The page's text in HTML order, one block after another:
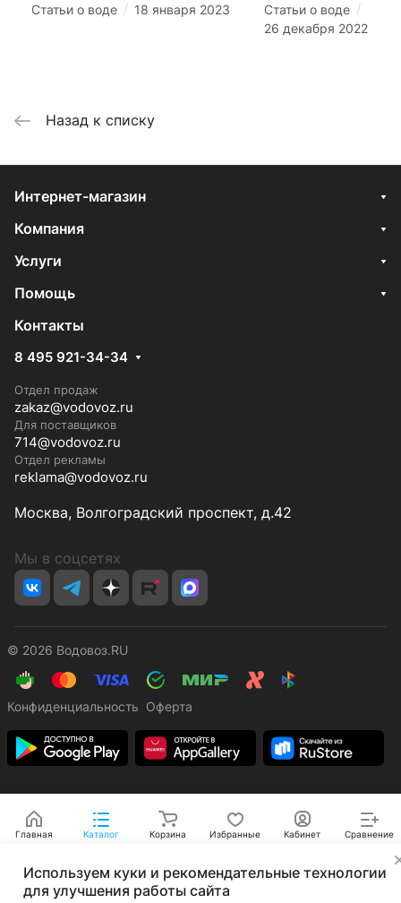
Статьи о воде / 18 января 2023 Статьи о воде /
26 декабря 2022
Назад к списку
Интернет-магазин
Компания
Услуги
Помощь
Контакты
8 495 921-34-34
Отдел продаж
zakaz@vodovoz.ru
Для поставщиков
714@vodovoz.ru
Отдел рекламы
reklama@vodovoz.ru
Москва, Волгоградский проспект, д.42
Мы в соцсетях
© 2026 Водовоз.RU
Конфиденциальность Оферта
Главная Каталог Корзина Избранные Кабинет Сравнение
Используем куки и рекомендательные технологии
для улучшения работы сайта